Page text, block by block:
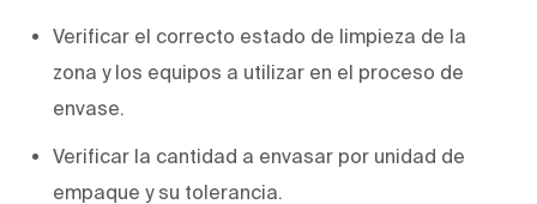
Verificar el correcto estado de limpieza de la
zona y los equipos a utilizar en el proceso de
envase.
Verificar la cantidad a envasar por unidad de
empaque y su tolerancia.